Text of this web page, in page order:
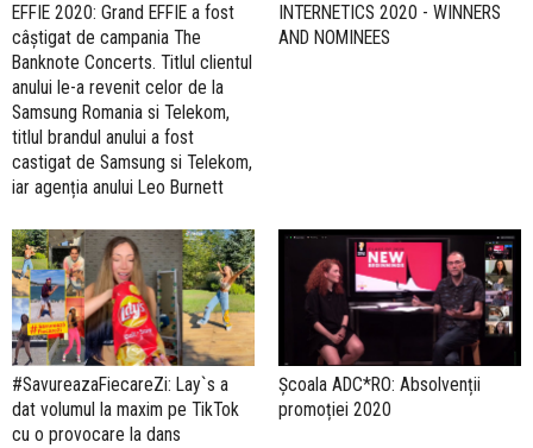
EFFIE 2020: Grand EFFIE a fost
câştigat de campania The
Banknote Concerts. Titlul clientul
anului le-a revenit celor de la
Samsung Romania si Telekom,
titlul brandul anului a fost
castigat de Samsung si Telekom,
iar agenția anului Leo Burnett
INTERNETICS 2020 - WINNERS
AND NOMINEES
#SavureazaFiecareZi: Lay`s a
dat volumul la maxim pe TikTok
cu o provocare la dans
Școala ADC*RO: Absolvenții
promoției 2020